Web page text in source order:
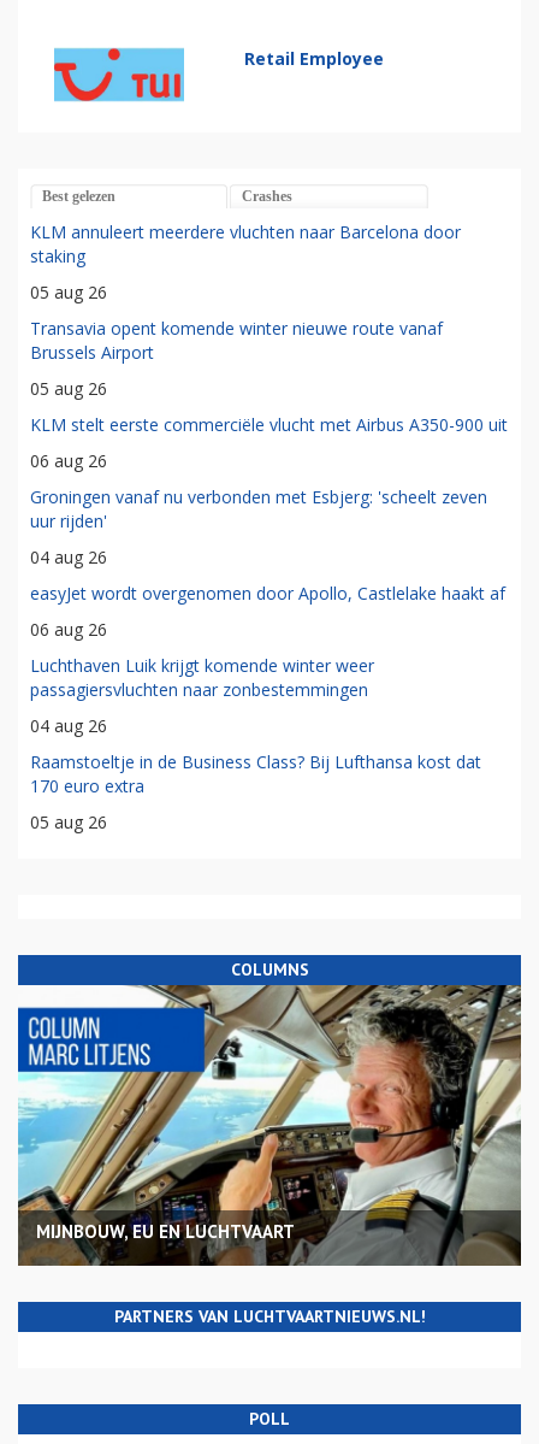
Retail Employee
Best gelezen Crashes
KLM annuleert meerdere vluchten naar Barcelona door
staking
05 aug 26
Transavia opent komende winter nieuwe route vanaf
Brussels Airport
05 aug 26
KLM stelt eerste commerciële vlucht met Airbus A350-900 uit
06 aug 26
Groningen vanaf nu verbonden met Esbjerg: 'scheelt zeven
uur rijden'
04 aug 26
easyJet wordt overgenomen door Apollo, Castlelake haakt af
06 aug 26
Luchthaven Luik krijgt komende winter weer
passagiersvluchten naar zonbestemmingen
04 aug 26
Raamstoeltje in de Business Class? Bij Lufthansa kost dat
170 euro extra
05 aug 26
COLUMNS
MIJNBOUW, EU EN LUCHTVAART
PARTNERS VAN LUCHTVAARTNIEUWS.NL!
POLL